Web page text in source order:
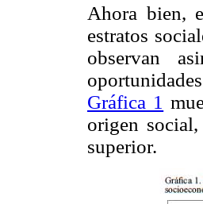
Ahora bien,
estratos
observan
Gráfica 1
origen
superior.